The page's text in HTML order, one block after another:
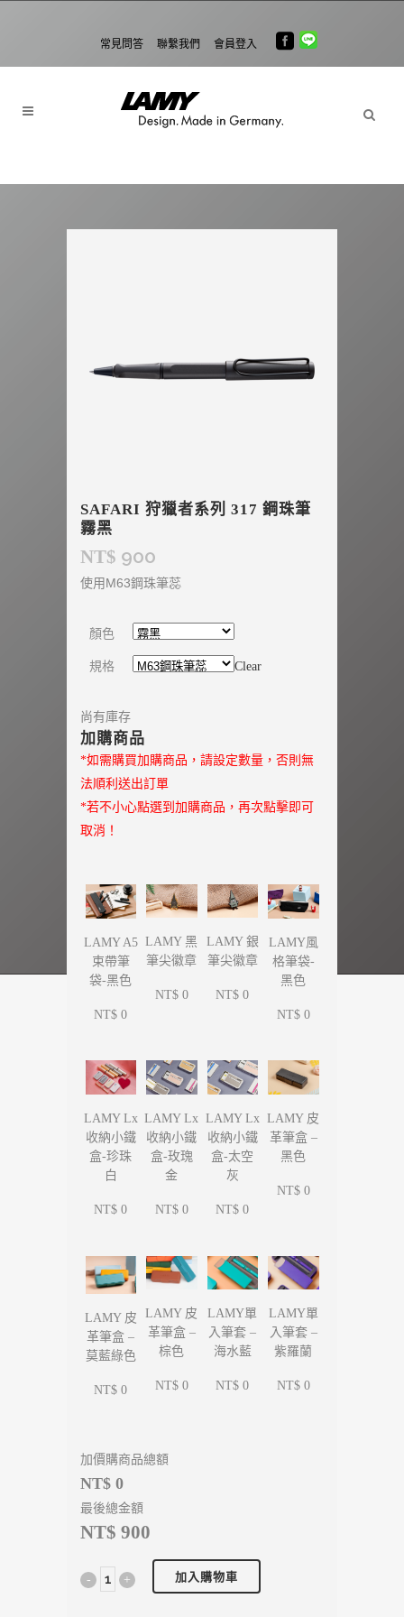
常見問答 聯繫我們 會員登入
SAFARI 狩獵者系列 317 鋼珠筆
霧黑
NT$ 900
使用M63鋼珠筆蕊
顏色
規格 Clear
尚有庫存
加購商品
*如需購買加購商品，請設定數量，否則無
法順利送出訂單
*若不小心點選到加購商品，再次點擊即可
取消！
LAMY A5
束帶筆
袋-黑色
NT$ 0
LAMY 黑
筆尖徽章
NT$ 0
LAMY 銀
筆尖徽章
NT$ 0
LAMY風
格筆袋-
黑色
NT$ 0
LAMY Lx
收納小鐵
盒-珍珠
白
NT$ 0
LAMY Lx
收納小鐵
盒-玫瑰
金
NT$ 0
LAMY Lx
收納小鐵
盒-太空
灰
NT$ 0
LAMY 皮
革筆盒 –
黑色
NT$ 0
LAMY 皮
革筆盒 –
莫藍綠色
NT$ 0
LAMY 皮
革筆盒 –
棕色
NT$ 0
LAMY單
入筆套 –
海水藍
NT$ 0
LAMY單
入筆套 –
紫羅蘭
NT$ 0
加價購商品總額
NT$ 0
最後總金額
NT$ 900
加入購物車